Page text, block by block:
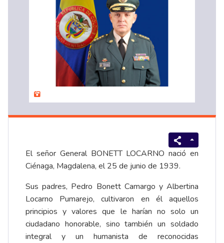
El señor General BONETT LOCARNO nació en
Ciénaga, Magdalena, el 25 de junio de 1939.
Sus padres, Pedro Bonett Camargo y Albertina
Locarno Pumarejo, cultivaron en él aquellos
principios y valores que le harían no solo un
ciudadano honorable, sino también un soldado
integral y un humanista de reconocidas